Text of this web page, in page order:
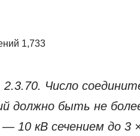
1,733
Число
должно быть не
— 10 кВ сечением до